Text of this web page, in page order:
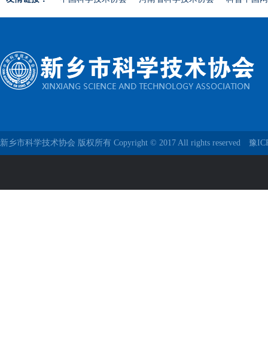
新乡市科学技术协会 版权所有 Copyright © 2017 All rights reserved 豫